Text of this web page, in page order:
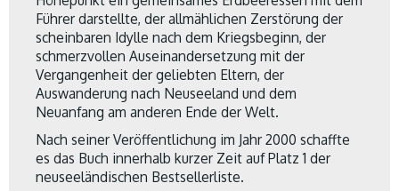
Führer darstellte, der allmählichen Zerstörung der
scheinbaren Idylle nach dem Kriegsbeginn, der
schmerzvollen Auseinandersetzung mit der
Vergangenheit der geliebten Eltern, der
Auswanderung nach Neuseeland und dem
Neuanfang am anderen Ende der Welt.
Nach seiner Veröffentlichung im Jahr 2000 schaffte
es das Buch innerhalb kurzer Zeit auf Platz 1 der
neuseeländischen Bestsellerliste.